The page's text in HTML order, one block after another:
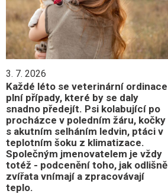
3. 7. 2026
Každé léto se veterinární ordinace
plní případy, které by se daly
snadno předejít. Psi kolabující po
procházce v poledním žáru, kočky
s akutním selháním ledvin, ptáci v
teplotním šoku z klimatizace.
Společným jmenovatelem je vždy
totéž - podcenění toho, jak odlišně
zvířata vnímají a zpracovávají
teplo.